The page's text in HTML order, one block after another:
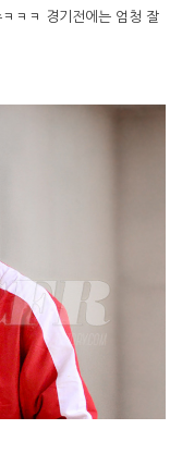
ㅋㅋ 경기전에는 엄청 잘